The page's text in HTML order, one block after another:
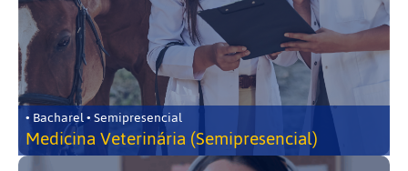
• Bacharel • Semipresencial
Medicina Veterinária (Semipresencial)